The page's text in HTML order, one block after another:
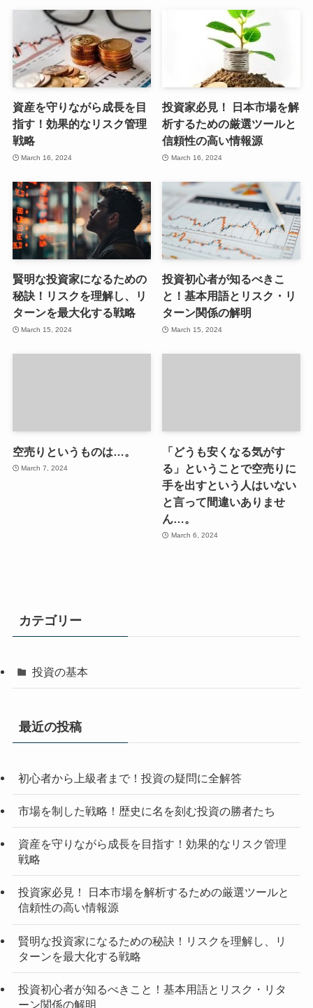
資産を守りながら成長を目
指す！効果的なリスク管理
戦略
March 16, 2024
投資家必見！ 日本市場を解
析するための厳選ツールと
信頼性の高い情報源
March 16, 2024
賢明な投資家になるための
秘訣！リスクを理解し、リ
ターンを最大化する戦略
March 15, 2024
投資初心者が知るべきこ
と！基本用語とリスク・リ
ターン関係の解明
March 15, 2024
空売りというものは…。
March 7, 2024
「どうも安くなる気がす
る」ということで空売りに
手を出すという人はいない
と言って間違いありませ
ん…。
March 6, 2024
カテゴリー
投資の基本
最近の投稿
初心者から上級者まで！投資の疑問に全解答
市場を制した戦略！歴史に名を刻む投資の勝者たち
資産を守りながら成長を目指す！効果的なリスク管理
戦略
投資家必見！ 日本市場を解析するための厳選ツールと
信頼性の高い情報源
賢明な投資家になるための秘訣！リスクを理解し、リ
ターンを最大化する戦略
投資初心者が知るべきこと！基本用語とリスク・リタ
ーン関係の解明